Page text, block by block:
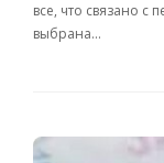
все, что связано с
выбрана…